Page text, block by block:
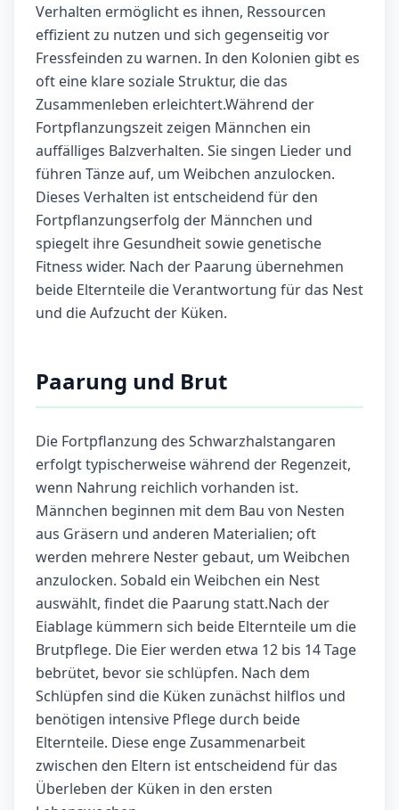
Verhalten ermöglicht es ihnen, Ressourcen
effizient zu nutzen und sich gegenseitig vor
Fressfeinden zu warnen. In den Kolonien gibt es
oft eine klare soziale Struktur, die das
Zusammenleben erleichtert.Während der
Fortpflanzungszeit zeigen Männchen ein
auffälliges Balzverhalten. Sie singen Lieder und
führen Tänze auf, um Weibchen anzulocken.
Dieses Verhalten ist entscheidend für den
Fortpflanzungserfolg der Männchen und
spiegelt ihre Gesundheit sowie genetische
Fitness wider. Nach der Paarung übernehmen
beide Elternteile die Verantwortung für das Nest
und die Aufzucht der Küken.
Paarung und Brut
Die Fortpflanzung des Schwarzhalstangaren
erfolgt typischerweise während der Regenzeit,
wenn Nahrung reichlich vorhanden ist.
Männchen beginnen mit dem Bau von Nesten
aus Gräsern und anderen Materialien; oft
werden mehrere Nester gebaut, um Weibchen
anzulocken. Sobald ein Weibchen ein Nest
auswählt, findet die Paarung statt.Nach der
Eiablage kümmern sich beide Elternteile um die
Brutpflege. Die Eier werden etwa 12 bis 14 Tage
bebrütet, bevor sie schlüpfen. Nach dem
Schlüpfen sind die Küken zunächst hilflos und
benötigen intensive Pflege durch beide
Elternteile. Diese enge Zusammenarbeit
zwischen den Eltern ist entscheidend für das
Überleben der Küken in den ersten